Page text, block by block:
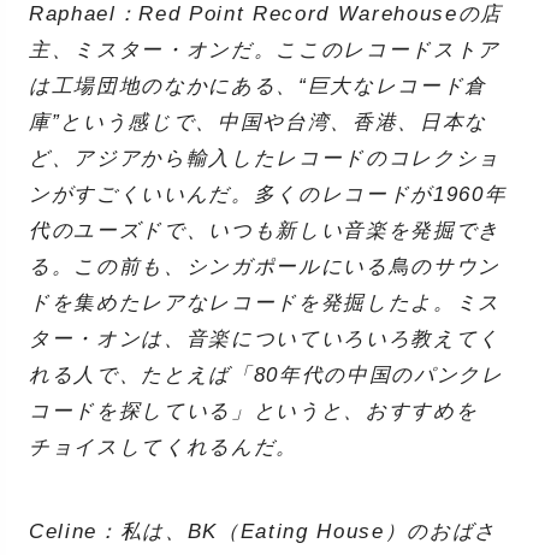
Raphael：Red Point Record Warehouseの店
主、ミスター・オンだ。ここのレコードストア
は工場団地のなかにある、“巨大なレコード倉
庫”という感じで、中国や台湾、香港、日本な
ど、アジアから輸入したレコードのコレクショ
ンがすごくいいんだ。多くのレコードが1960年
代のユーズドで、いつも新しい音楽を発掘でき
る。この前も、シンガポールにいる鳥のサウン
ドを集めたレアなレコードを発掘したよ。ミス
ター・オンは、音楽についていろいろ教えてく
れる人で、たとえば「80年代の中国のパンクレ
コードを探している」というと、おすすめを
チョイスしてくれるんだ。
Celine：私は、BK（Eating House）のおばさ